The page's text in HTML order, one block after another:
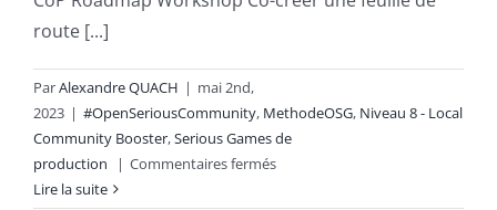
route [...]
ParAlexandre QUACH | mai 2nd,
2023 | #OpenSeriousCommunity, MethodeOSG, Niveau 8 - Local
Community Booster,Serious Games de
production
| Commentaires ferméssur
Lire la suite